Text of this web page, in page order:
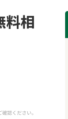
料相